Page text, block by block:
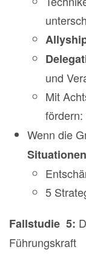
und
Mit
fördern:
Wenn die
Situationen
5
Fallstudie 5:
Führungskraft